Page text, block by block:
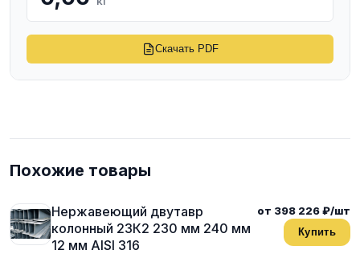
Скачать PDF
Похожие товары
Нержавеющий двутавр
колонный 23К2 230 мм 240 мм
12 мм AISI 316
от 398 226 ₽/шт
Купить